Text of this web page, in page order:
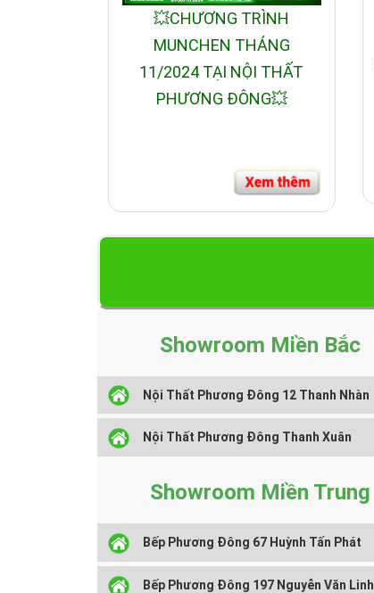
💥CHƯƠNG TRÌNH
MUNCHEN THÁNG
11/2024 TẠI NỘI THẤT
PHƯƠNG ĐÔNG💥
Showroom Miền Bắc
Nội Thất Phương Đông 12 Thanh Nhàn
Nội Thất Phương Đông Thanh Xuân
Showroom Miền Trung
Bếp Phương Đông 67 Huỳnh Tấn Phát
Bếp Phương Đông 197 Nguyễn Văn Linh